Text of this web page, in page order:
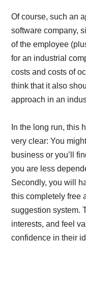
Of course, such an
software company,
of the employee
for an industrial
costs and costs of
think that it also
approach in an
In the long run, this
very clear: You
business or you’ll
you are less
Secondly, you will
this completely free
suggestion system.
interests, and feel
confidence in their